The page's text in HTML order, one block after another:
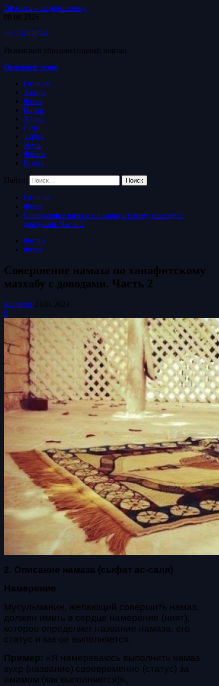
Перейти к содержимому
08.08.2026
ISLAMDINR
Исламский образовательный портал
Основное меню
Главная
Акыда
Фикх
Коран
Хадис
Сира
Тарих
Усуль
Фетвы
Видео
Найти:
Главная
Фикх
Совершение намаза по ханафитскому мазхабу с
доводами. Часть 2
Фетвы
Фикх
Совершение намаза по ханафитскому
мазхабу с доводами. Часть 2
islamdinr 23.01.2023
0
2. Описание намаза (сыфат ас-саля)
Намерение
Мусульманин, желающий совершить намаз,
должен иметь в сердце намерение (ният),
которое определяет название намаза, его
статус и как он выполняется.
Пример: «Я намереваюсь выполнить намаз
зухр (название) своевременно (статус) за
имамом (как выполняется)».